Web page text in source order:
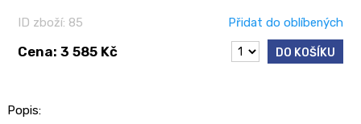
ID zboží: 85 Přidat do oblíbených
Cena: 3 585 Kč DO KOŠÍKU
Popis: